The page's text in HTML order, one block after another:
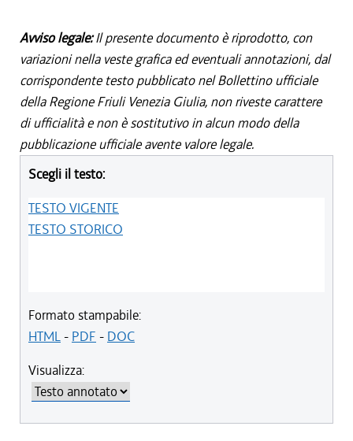
Avviso legale:Il presente documento è riprodotto, con
variazioni nella veste grafica ed eventuali annotazioni, dal
corrispondente testo pubblicato nel Bollettino ufficiale
della Regione Friuli Venezia Giulia, non riveste carattere
di ufficialità e non è sostitutivo in alcun modo della
pubblicazione ufficiale avente valore legale.
Scegli il testo:
TESTO VIGENTE
TESTO STORICO
Formato stampabile:
HTML- PDF - DOC
Visualizza: